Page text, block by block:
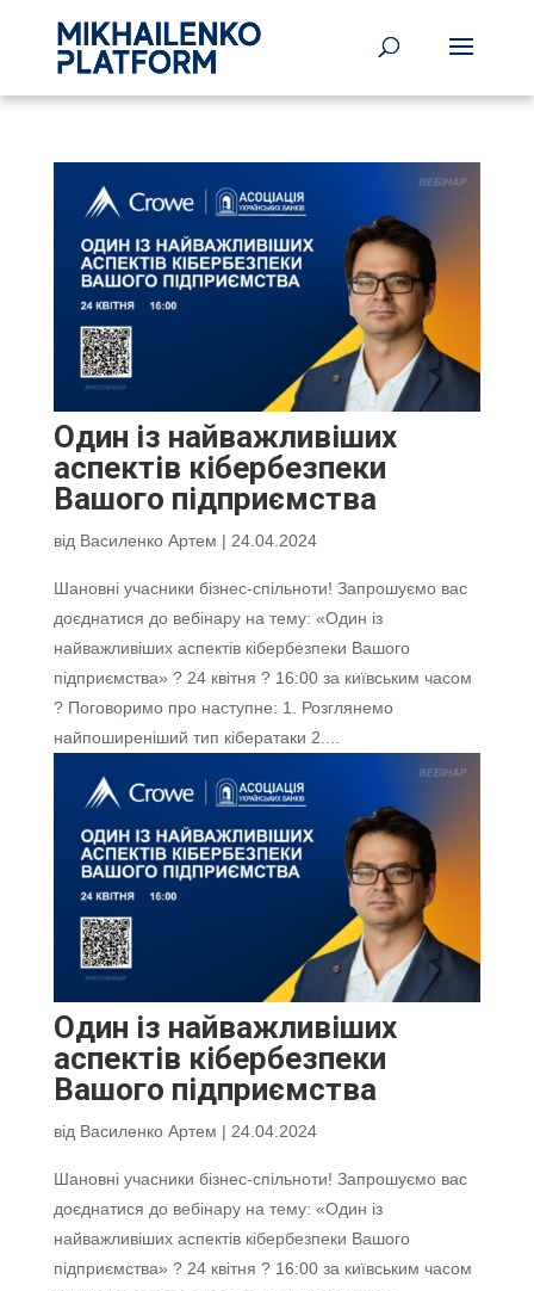
Один із найважливіших
аспектів кібербезпеки
Вашого підприємства
від Василенко Артем | 24.04.2024
Шановні учасники бізнес-спільноти! Запрошуємо вас
доєднатися до вебінару на тему: «Один із
найважливіших аспектів кібербезпеки Вашого
підприємства» ? 24 квітня ? 16:00 за київським часом
? Поговоримо про наступне: 1. Розглянемо
найпоширеніший тип кібератаки 2....
Один із найважливіших
аспектів кібербезпеки
Вашого підприємства
від Василенко Артем | 24.04.2024
Шановні учасники бізнес-спільноти! Запрошуємо вас
доєднатися до вебінару на тему: «Один із
найважливіших аспектів кібербезпеки Вашого
підприємства» ? 24 квітня ? 16:00 за київським часом